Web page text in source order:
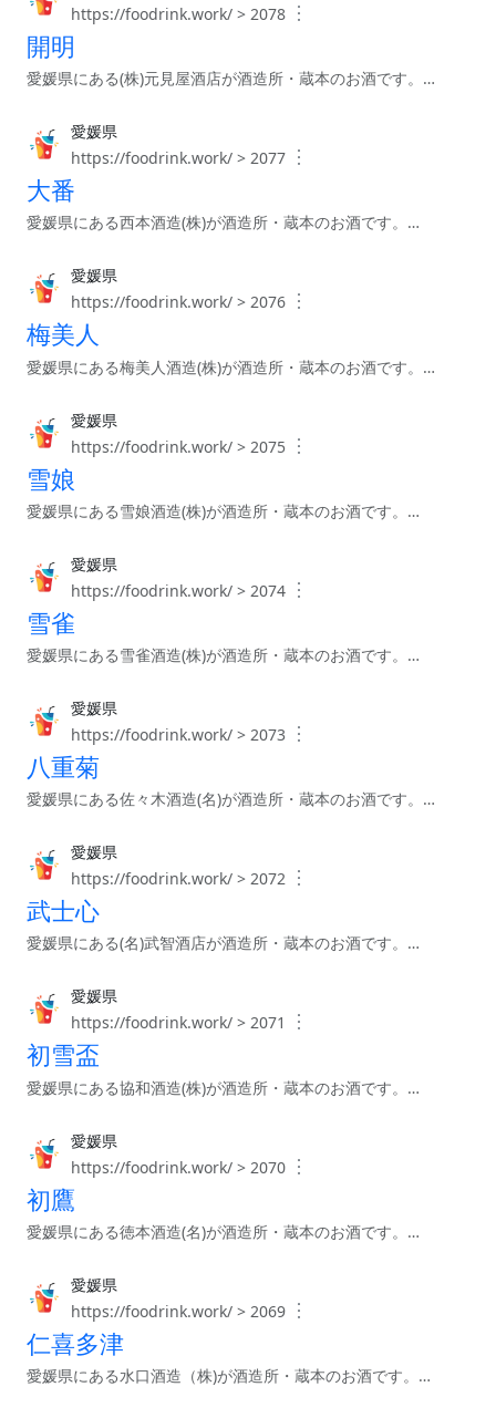
https://foodrink.work/ > 2078 ︙
開明
愛媛県にある(株)元見屋酒店が酒造所・蔵本のお酒です。…
愛媛県
https://foodrink.work/ > 2077 ︙
大番
愛媛県にある西本酒造(株)が酒造所・蔵本のお酒です。…
愛媛県
https://foodrink.work/ > 2076 ︙
梅美人
愛媛県にある梅美人酒造(株)が酒造所・蔵本のお酒です。…
愛媛県
https://foodrink.work/ > 2075 ︙
雪娘
愛媛県にある雪娘酒造(株)が酒造所・蔵本のお酒です。…
愛媛県
https://foodrink.work/ > 2074 ︙
雪雀
愛媛県にある雪雀酒造(株)が酒造所・蔵本のお酒です。…
愛媛県
https://foodrink.work/ > 2073
︙
八重菊
愛媛県にある佐々木酒造(名)が酒造所・蔵本のお酒です。…
愛媛県
https://foodrink.work/ > 2072 ︙
武士心
愛媛県にある(名)武智酒店が酒造所・蔵本のお酒です。…
愛媛県
https://foodrink.work/ > 2071
︙
初雪盃
愛媛県にある協和酒造(株)が酒造所・蔵本のお酒です。…
愛媛県
https://foodrink.work/ > 2070 ︙
初鷹
愛媛県にある徳本酒造(名)が酒造所・蔵本のお酒です。…
愛媛県
https://foodrink.work/ > 2069 ︙
仁喜多津
愛媛県にある水口酒造（株)が酒造所・蔵本のお酒です。…